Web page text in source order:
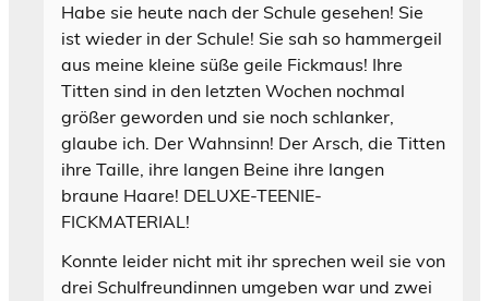
Habe sie heute nach der Schule gesehen! Sie
ist wieder in der Schule! Sie sah so hammergeil
aus meine kleine süße geile Fickmaus! Ihre
Titten sind in den letzten Wochen nochmal
größer geworden und sie noch schlanker,
glaube ich. Der Wahnsinn! Der Arsch, die Titten
ihre Taille, ihre langen Beine ihre langen
braune Haare! DELUXE-TEENIE-
FICKMATERIAL!
Konnte leider nicht mit ihr sprechen weil sie von
drei Schulfreundinnen umgeben war und zwei